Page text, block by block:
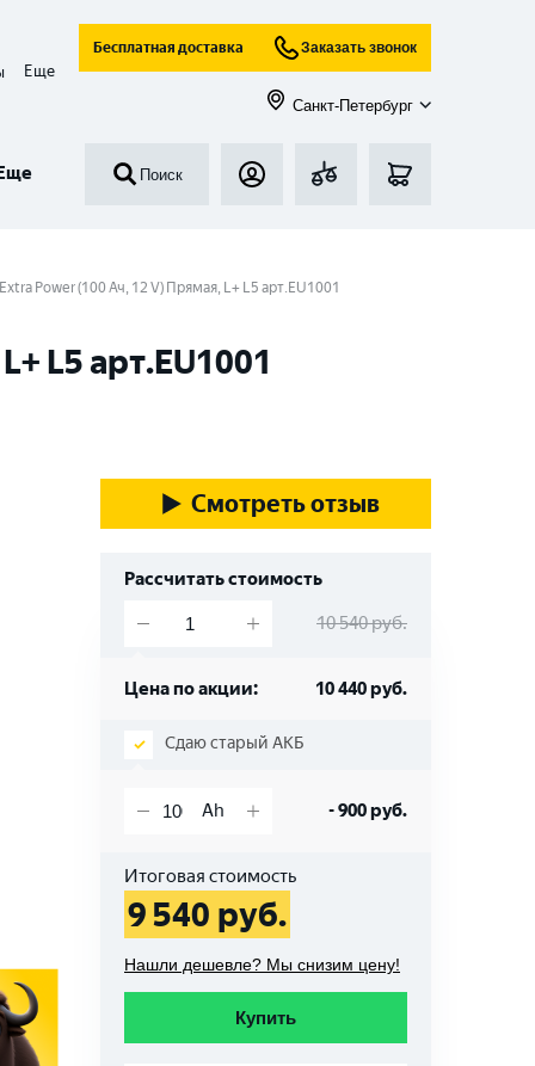
Еще
Бесплатная доставка Заказать звонок
Санкт-Петербург
Поиск
Power (100 Ач, 12 V) Прямая, L+ L5 арт.EU1001
L5 арт.EU1001
Смотреть отзыв
Рассчитать стоимость
10 540руб.
Цена по акции: 10 440руб.
Сдаю старый АКБ
-900руб.
Итоговая стоимость
9 540 руб.
Нашли дешевле? Мы снизим цену!
Купить